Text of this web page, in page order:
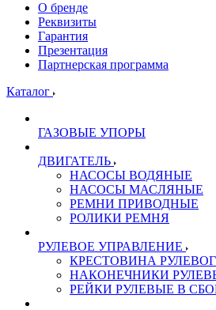
О бренде
Реквизиты
Гарантия
Презентация
Партнерская программа
Каталог
ГАЗОВЫЕ УПОРЫ
ДВИГАТЕЛЬ
НАСОСЫ ВОДЯНЫЕ
НАСОСЫ МАСЛЯНЫЕ
РЕМНИ ПРИВОДНЫЕ
РОЛИКИ РЕМНЯ
РУЛЕВОЕ УПРАВЛЕНИЕ
КРЕСТОВИНА
НАКОНЕЧНИКИ
РЕЙКИ РУЛЕВЫЕ В